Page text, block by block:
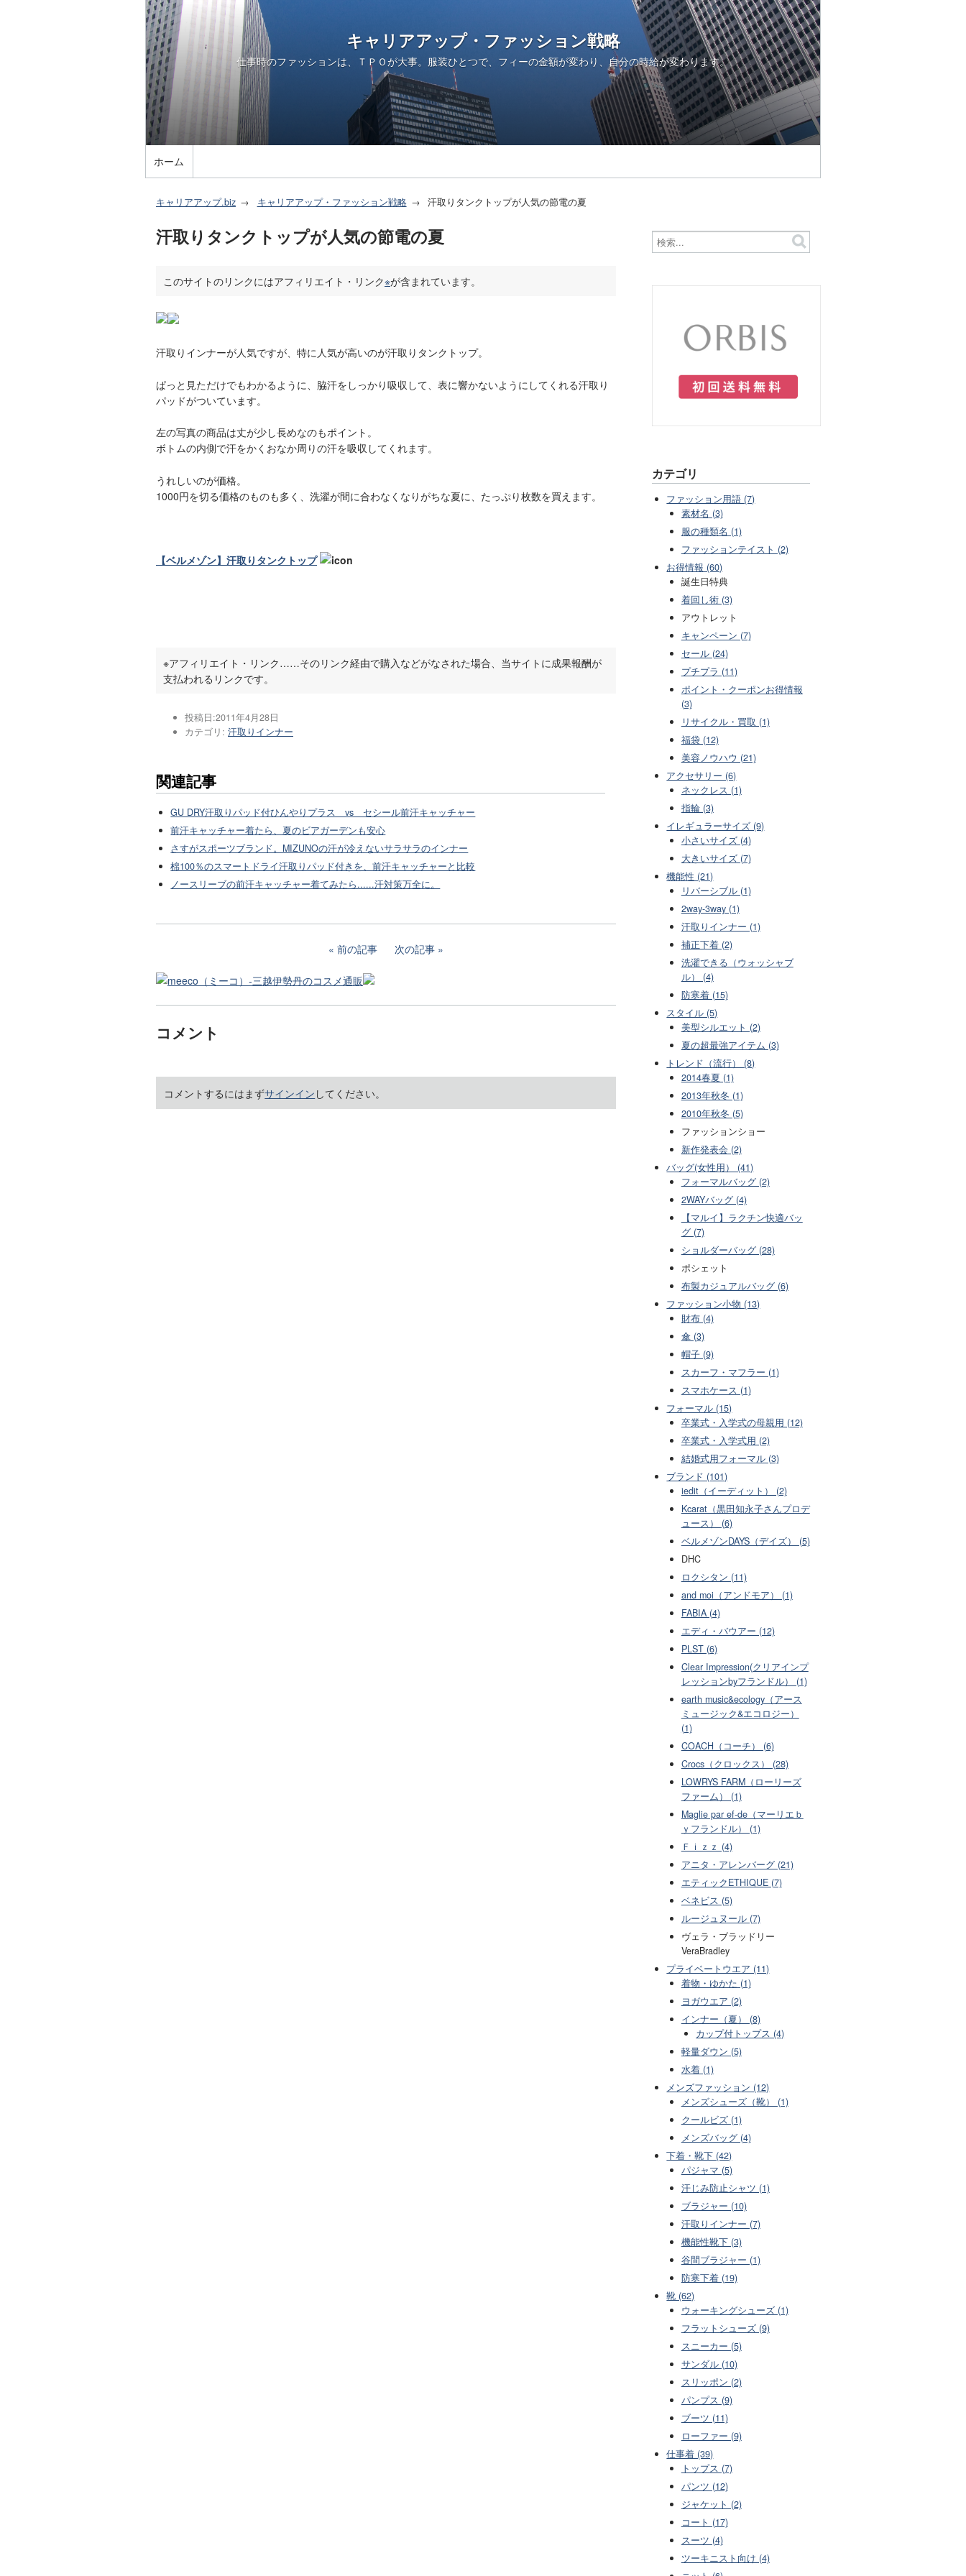
キャリアアップ・ファッション戦略
仕事時のファッションは、ＴＰＯが大事。服装ひとつで、フィーの金額が変わり、自分の時給が変わります。
ホーム
キャリアアップ.biz キャリアアップ・ファッション戦略 汗取りタンクトップが人気の節電の夏
汗取りタンクトップが人気の節電の夏
このサイトのリンクにはアフィリエイト・リンク※が含まれています。
汗取りインナーが人気ですが、特に人気が高いのが汗取りタンクトップ。
ぱっと見ただけでもわかるように、脇汗をしっかり吸収して、表に響かないようにしてくれる汗取り
パッドがついています。
左の写真の商品は丈が少し長めなのもポイント。
ボトムの内側で汗をかくおなか周りの汗を吸収してくれます。
うれしいのが価格。
1000円を切る価格のものも多く、洗濯が間に合わなくなりがちな夏に、たっぷり枚数を買えます。
【ベルメゾン】汗取りタンクトップ
※アフィリエイト・リンク……そのリンク経由で購入などがなされた場合、当サイトに成果報酬が
支払われるリンクです。
投稿日:2011年4月28日
カテゴリ: 汗取りインナー
関連記事
GU DRY汗取りパッド付ひんやりプラス vs セシール前汗キャッチャー
前汗キャッチャー着たら、夏のビアガーデンも安心
さすがスポーツブランド。MIZUNOの汗が冷えないサラサラのインナー
棉100％のスマートドライ汗取りパッド付きを、前汗キャッチャーと比較
ノースリーブの前汗キャッチャー着てみたら......汗対策万全に。
前の記事 次の記事
コメント
コメントするにはまずサインイン してください。
カテゴリ
ファッション用語 (7)
素材名 (3)
服の種類名 (1)
ファッションテイスト (2)
お得情報 (60)
誕生日特典
着回し術 (3)
アウトレット
キャンペーン (7)
セール (24)
プチプラ (11)
ポイント・クーポンお得情報
(3)
リサイクル・買取 (1)
福袋 (12)
美容ノウハウ (21)
アクセサリー (6)
ネックレス (1)
指輪 (3)
イレギュラーサイズ (9)
小さいサイズ (4)
大きいサイズ (7)
機能性 (21)
リバーシブル (1)
2way-3way (1)
汗取りインナー (1)
補正下着 (2)
洗濯できる（ウォッシャブ
ル） (4)
防寒着 (15)
スタイル (5)
美型シルエット (2)
夏の超最強アイテム (3)
トレンド（流行） (8)
2014春夏 (1)
2013年秋冬 (1)
2010年秋冬 (5)
ファッションショー
新作発表会 (2)
バッグ(女性用） (41)
フォーマルバッグ (2)
2WAYバッグ (4)
【マルイ】ラクチン快適バッ
グ (7)
ショルダーバッグ (28)
ポシェット
布製カジュアルバッグ (6)
ファッション小物 (13)
財布 (4)
傘 (3)
帽子 (9)
スカーフ・マフラー (1)
スマホケース (1)
フォーマル (15)
卒業式・入学式の母親用 (12)
卒業式・入学式用 (2)
結婚式用フォーマル (3)
ブランド (101)
iedit（イーディット） (2)
Kcarat（黒田知永子さんプロデ
ュース） (6)
ベルメゾンDAYS（デイズ） (5)
DHC
ロクシタン (11)
and moi（アンドモア） (1)
FABIA (4)
エディ・バウアー (12)
PLST (6)
Clear Impression(クリアインプ
レッションbyフランドル） (1)
earth music&ecology（アース
ミュージック&エコロジー）
(1)
COACH（コーチ） (6)
Crocs（クロックス） (28)
LOWRYS FARM（ローリーズ
ファーム） (1)
Maglie par ef-de（マーリエｂ
ｙフランドル） (1)
Ｆｉｚｚ (4)
アニタ・アレンバーグ (21)
エティックETHIQUE (7)
ベネビス (5)
ルージュヌール (7)
ヴェラ・ブラッドリー
VeraBradley
プライベートウエア (11)
着物・ゆかた (1)
ヨガウエア (2)
インナー（夏） (8)
カップ付トップス (4)
軽量ダウン (5)
水着 (1)
メンズファッション (12)
メンズシューズ（靴） (1)
クールビズ (1)
メンズバッグ (4)
下着・靴下 (42)
パジャマ (5)
汗じみ防止シャツ (1)
ブラジャー (10)
汗取りインナー (7)
機能性靴下 (3)
谷間ブラジャー (1)
防寒下着 (19)
靴 (62)
ウォーキングシューズ (1)
フラットシューズ (9)
スニーカー (5)
サンダル (10)
スリッポン (2)
パンプス (9)
ブーツ (11)
ローファー (9)
仕事着 (39)
トップス (7)
パンツ (12)
ジャケット (2)
コート (17)
スーツ (4)
ツーキニスト向け (4)